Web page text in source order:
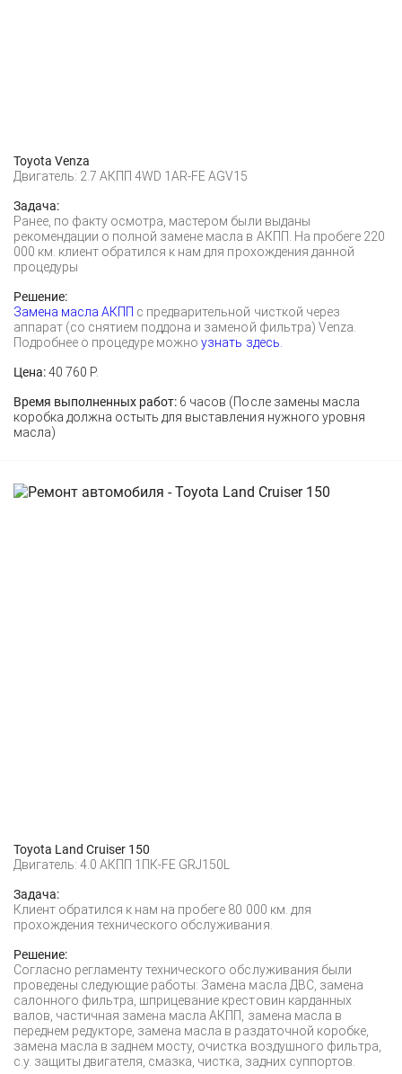
Toyota Venza
Двигатель: 2.7 АКПП 4WD 1AR-FE AGV15
Задача:
Ранее, по факту осмотра, мастером были выданы
рекомендации о полной замене масла в АКПП. На пробеге 220
000 км. клиент обратился к нам для прохождения данной
процедуры
Решение:
Замена масла АКПП с предварительной чисткой через
аппарат (со снятием поддона и заменой фильтра) Venza.
Подробнее о процедуре можноузнать здесь.
Цена:40 760 Р.
Время выполненных работ: 6 часов (После замены масла
коробка должна остыть для выставления нужного уровня
масла)
Toyota Land Cruiser 150
Двигатель: 4.0 АКПП 1ПК-FE GRJ150L
Задача:
Клиент обратился к нам на пробеге 80 000 км. для
прохождения технического обслуживания.
Решение:
Согласно регламенту технического обслуживания были
проведены следующие работы: Замена масла ДВС, замена
салонного фильтра, шприцевание крестовин карданных
валов, частичная замена масла АКПП, замена масла в
переднем редукторе, замена масла в раздаточной коробке,
замена масла в заднем мосту, очистка воздушного фильтра,
с.у. защиты двигателя, смазка, чистка, задних суппортов.